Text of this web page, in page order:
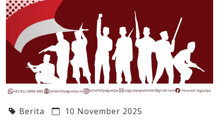
Berita 10 November 2025